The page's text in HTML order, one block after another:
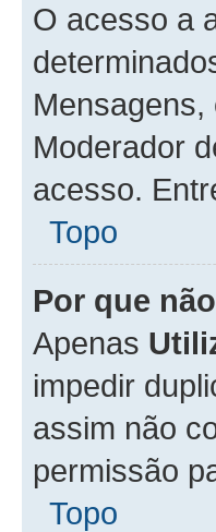
O acesso a
Moderador
acesso.
Topo
Por que
Apenas
impedir
assim não
permissão
Topo